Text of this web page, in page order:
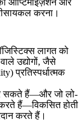
करना।
लागत को
उद्योगों, जैसे
प्रतिस्पर्धात्मक
सकते हैं—और जोलो-
हैं—विकसित होती
करते हैं।